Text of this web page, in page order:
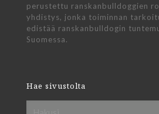
perustettu ranskanbulldoggien
yhdistys, jonka toiminnan
edistää ranskanbulldogin
Suomessa.
Hae sivustolta